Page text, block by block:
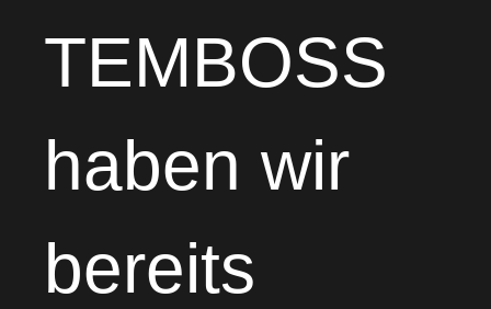
TEMBOSS
haben wir
bereits